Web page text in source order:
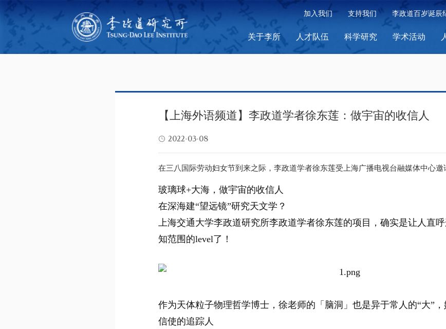
加入我们 支持我们 李政道百岁诞辰
关于李所 人才队伍 科学研究 学术活动
【上海外语频道】李政道学者徐东莲：做宇宙的收信人
2022-03-08
在三八国际劳动妇女节到来之际，李政道学者徐东莲受上海广播电视台融媒体中心
玻璃球+大海，做宇宙的收信人
在深海建“望远镜”研究天文学？
上海交通大学李政道研究所李政道学者徐东莲的项目，确实是让人直
知范围的level了！
作为天体粒子物理哲学博士，徐老师的「脑洞」也是异于常人的“大”
信使的追踪人